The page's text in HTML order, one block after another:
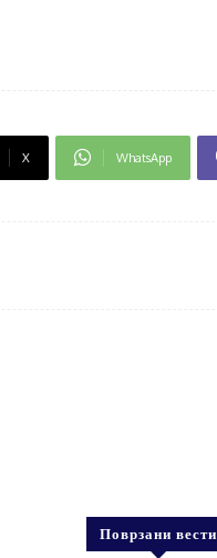
X WhatsApp
Поврзани вести